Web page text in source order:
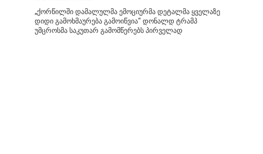
„ქორწილში დამალულმა ემოციურმა დეტალმა ყველაზე
დიდი გამოხმაურება გამოიწვია“ დონალდ ტრამპ
უმცროსმა საკუთარ გამომწერებს პირველად